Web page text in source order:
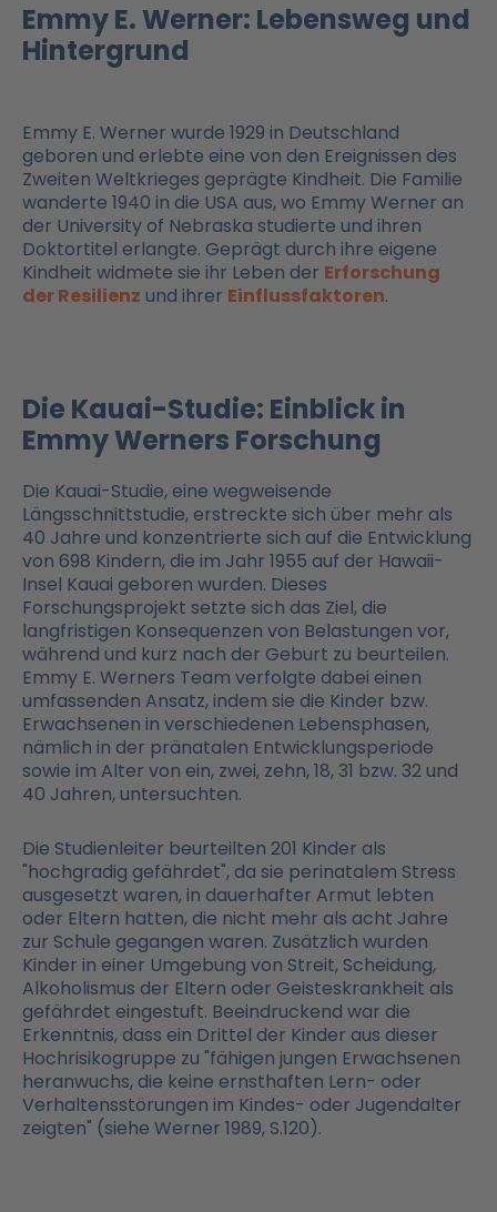
Emmy E. Werner: Lebensweg und
Hintergrund
Emmy E. Werner wurde 1929 in Deutschland
geboren und erlebte eine von den Ereignissen des
Zweiten Weltkrieges geprägte Kindheit. Die Familie
wanderte 1940 in die USA aus, wo Emmy Werner an
der University of Nebraska studierte und ihren
Doktortitel erlangte. Geprägt durch ihre eigene
Kindheit widmete sie ihr Leben der Erforschung
der Resilienz und ihrer Einflussfaktoren.
Die Kauai-Studie: Einblick in
Emmy Werners Forschung
Die Kauai-Studie, eine wegweisende
Längsschnittstudie, erstreckte sich über mehr als
40 Jahre und konzentrierte sich auf die Entwicklung
von 698 Kindern, die im Jahr 1955 auf der Hawaii-
Insel Kauai geboren wurden. Dieses
Forschungsprojekt setzte sich das Ziel, die
langfristigen Konsequenzen von Belastungen vor,
während und kurz nach der Geburt zu beurteilen.
Emmy E. Werners Team verfolgte dabei einen
umfassenden Ansatz, indem sie die Kinder bzw.
Erwachsenen in verschiedenen Lebensphasen,
nämlich in der pränatalen Entwicklungsperiode
sowie im Alter von ein, zwei, zehn, 18, 31 bzw. 32 und
40 Jahren, untersuchten.
Die Studienleiter beurteilten 201 Kinder als
"hochgradig gefährdet", da sie perinatalem Stress
ausgesetzt waren, in dauerhafter Armut lebten
oder Eltern hatten, die nicht mehr als acht Jahre
zur Schule gegangen waren. Zusätzlich wurden
Kinder in einer Umgebung von Streit, Scheidung,
Alkoholismus der Eltern oder Geisteskrankheit als
gefährdet eingestuft. Beeindruckend war die
Erkenntnis, dass ein Drittel der Kinder aus dieser
Hochrisikogruppe zu "fähigen jungen Erwachsenen
heranwuchs, die keine ernsthaften Lern- oder
Verhaltensstörungen im Kindes- oder Jugendalter
zeigten" (siehe Werner 1989, S.120).